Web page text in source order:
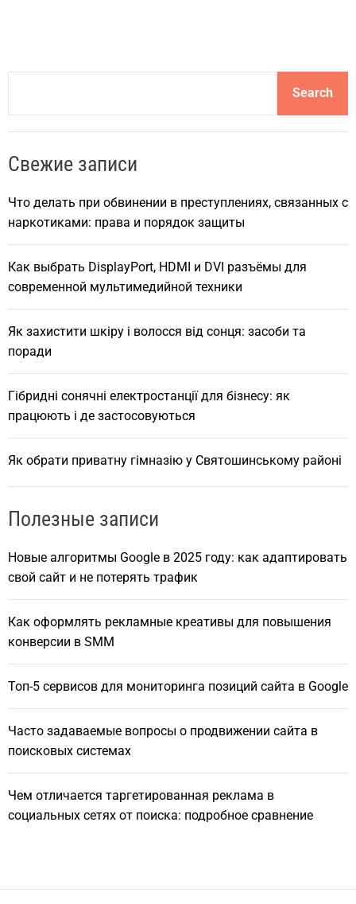
a
c
Search
Свежие записи
Что делать при обвинении в преступлениях, связанных с
наркотиками: права и порядок защиты
Как выбрать DisplayPort, HDMI и DVI разъёмы для
современной мультимедийной техники
Як захистити шкіру і волосся від сонця: засоби та
поради
Гібридні сонячні електростанції для бізнесу: як
працюють і де застосовуються
Як обрати приватну гімназію у Святошинському районі
Полезные записи
Новые алгоритмы Google в 2025 году: как адаптировать
свой сайт и не потерять трафик
Как оформлять рекламные креативы для повышения
конверсии в SMM
Топ-5 сервисов для мониторинга позиций сайта в Google
Часто задаваемые вопросы о продвижении сайта в
поисковых системах
Чем отличается таргетированная реклама в
социальных сетях от поиска: подробное сравнение